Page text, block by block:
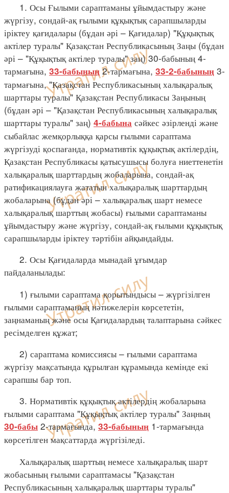
1. Осы Ғылыми сараптаманы ұйымдастыру және
жүргізу, сондай-ақ ғылыми құқықтық сарапшыларды
іріктеу қағидалары (бұдан әрі – Қағидалар) "Құқықтық
актілер туралы" Қазақстан Республикасының Заңы (бұдан
әрі – "Құқықтық актілер туралы" заң) 30-бабының 4-
тармағына, 33-бабының2-тармағына, 33-2-бабының 3-
тармағына, "Қазақстан Республикасының халықаралық
шарттары туралы" Қазақстан Республикасы Заңының
(бұдан әрі – "Қазақстан Республикасының халықаралық
шарттары туралы" заң) 4-бабына сәйкес әзірленді және
сыбайлас жемқорлыққа қарсы ғылыми сараптама
жүргізуді қоспағанда, нормативтік құқықтық актілердің,
Қазақстан Республикасы қатысушысы болуға ниеттенетін
халықаралық шарттардың жобаларына, сондай-ақ
ратификациялауға жататын халықаралық шарттардың
жобаларына (бұдан әрі – халықаралық шарт немесе
халықаралық шарттың жобасы) ғылыми сараптаманы
ұйымдастыру және жүргізу, сондай-ақ ғылыми құқықтық
сарапшыларды іріктеу тәртібін айқындайды.
2. Осы Қағидаларда мынадай ұғымдар
пайдаланылады:
1) ғылыми сараптама қорытындысы – жүргізілген
ғылыми сараптаманың нәтижелерін көрсететін,
заңнаманың және осы Қағидалардың талаптарына сәйкес
ресімделген құжат;
2) сараптама комиссиясы – ғылыми сараптама
жүргізу мақсатында құрылған құрамында кемінде екі
сарапшы бар топ.
3. Нормативтік құқықтық актілердің жобаларына
ғылыми сараптама "Құқықтық актілер туралы" Заңның
30-бабы 2-тармағында, 33-бабының 1-тармағында
көрсетілген мақсаттарда жүргізіледі.
Халықаралық шарттың немесе халықаралық шарт
жобасының ғылыми сараптамасы "Қазақстан
Республикасының халықаралық шарттары туралы"